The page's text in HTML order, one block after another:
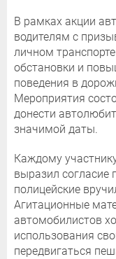
В рамках акции
водителям с
личном
обстановки и
поведения в
Мероприятия
донести
значимой даты.
Каждому
выразил согласие
полицейские
Агитационные
автомобилистов
использования
передвигаться